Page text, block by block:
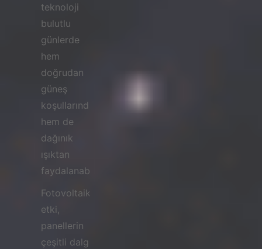
teknoloji
bulutlu
günlerde
hem
doğrudan
güneş
koşullarından
hem de
dağınık
ışıktan
faydalanabilirsiniz.
Fotovoltaik
etki,
panellerin
çeşitli dalga